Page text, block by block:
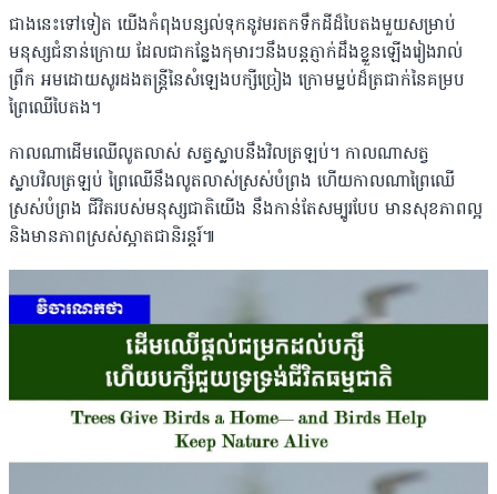
ជាងនេះទៅទៀត យើងកំពុងបន្សល់ទុកនូវមរតកទឹកដីដ៏បៃតងមួយសម្រាប់
មនុស្សជំនាន់ក្រោយ ដែលជាកន្លែងកុមារៗនឹងបន្តភ្ញាក់ដឹងខ្លួនឡើងរៀងរាល់
ព្រឹក អមដោយសូរដងតន្ត្រីនៃសំឡេងបក្សីច្រៀង ក្រោមម្លប់ដ៏ត្រជាក់នៃគម្រប
ព្រៃឈើបៃតង។
កាលណាដើមឈើលូតលាស់ សត្វស្លាបនឹងវិលត្រឡប់។ កាលណាសត្វ
ស្លាបវិលត្រឡប់ ព្រៃឈើនឹងលូតលាស់ស្រស់បំព្រង ហើយកាលណាព្រៃឈើ
ស្រស់បំព្រង ជីវិតរបស់មនុស្សជាតិយើង នឹងកាន់តែសម្បូរបែប មានសុខភាពល្អ
និងមានភាពស្រស់ស្អាតជានិរន្តរ៍៕